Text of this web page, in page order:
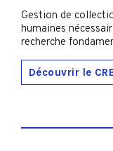
Gestion de
humaines
recherche
Découvrir le